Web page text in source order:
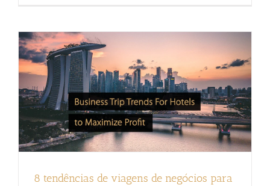
8 tendências de viagens de negócios para